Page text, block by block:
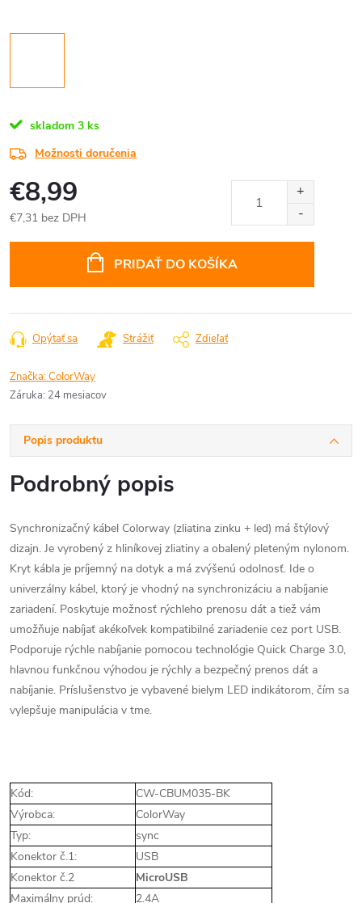
skladom 3 ks
Možnosti doručenia
€8,99
€7,31 bez DPH
PRIDAŤ DO KOŠÍKA
Opýtať sa Strážiť Zdieľať
Značka:ColorWay
Záruka: 24 mesiacov
Popis produktu
Podrobný popis
Synchronizačný kábel Colorway (zliatina zinku + led) má štýlový
dizajn. Je vyrobený z hliníkovej zliatiny a obalený pleteným nylonom.
Kryt kábla je príjemný na dotyk a má zvýšenú odolnosť. Ide o
univerzálny kábel, ktorý je vhodný na synchronizáciu a nabíjanie
zariadení. Poskytuje možnosť rýchleho prenosu dát a tiež vám
umožňuje nabíjať akékoľvek kompatibilné zariadenie cez port USB.
Podporuje rýchle nabíjanie pomocou technológie Quick Charge 3.0,
hlavnou funkčnou výhodou je rýchly a bezpečný prenos dát a
nabíjanie. Príslušenstvo je vybavené bielym LED indikátorom, čím sa
vylepšuje manipulácia v tme.
Kód:
CW-CBUM035-BK
Výrobca:
ColorWay
Typ:
sync
Konektor č.1:
USB
Konektor č.2
MicroUSB
Maximálny prúd:
2.4A